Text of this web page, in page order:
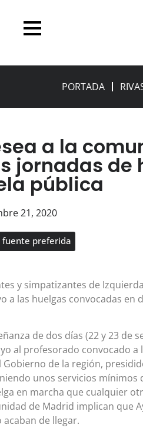
PORTADA
a la
jornadas de
pública
21, 2020
fuente preferida
y simpatizantes de
a las huelgas convocadas en
de dos días (22 y 23 de
al profesorado convocado
Gobierno de la región,
unos servicios
en marcha que cualquier
de Madrid implican que
de llegar.